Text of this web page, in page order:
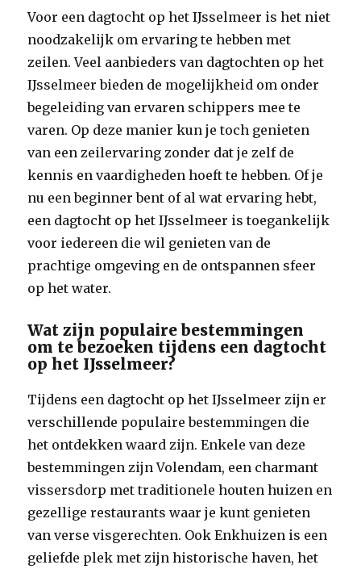
Voor een dagtocht op het IJsselmeer is het niet
noodzakelijk om ervaring te hebben met
zeilen. Veel aanbieders van dagtochten op het
IJsselmeer bieden de mogelijkheid om onder
begeleiding van ervaren schippers mee te
varen. Op deze manier kun je toch genieten
van een zeilervaring zonder dat je zelf de
kennis en vaardigheden hoeft te hebben. Of je
nu een beginner bent of al wat ervaring hebt,
een dagtocht op het IJsselmeer is toegankelijk
voor iedereen die wil genieten van de
prachtige omgeving en de ontspannen sfeer
op het water.
Wat zijn populaire bestemmingen
om te bezoeken tijdens een dagtocht
op het IJsselmeer?
Tijdens een dagtocht op het IJsselmeer zijn er
verschillende populaire bestemmingen die
het ontdekken waard zijn. Enkele van deze
bestemmingen zijn Volendam, een charmant
vissersdorp met traditionele houten huizen en
gezellige restaurants waar je kunt genieten
van verse visgerechten. Ook Enkhuizen is een
geliefde plek met zijn historische haven, het